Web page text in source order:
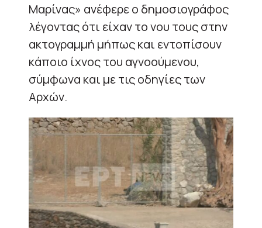
Μαρίνας» ανέφερε ο δημοσιογράφος
λέγοντας ότι είχαν το νου τους στην
ακτογραμμή μήπως και εντοπίσουν
κάποιο ίχνος του αγνοούμενου,
σύμφωνα και με τις οδηγίες των
Αρχών.